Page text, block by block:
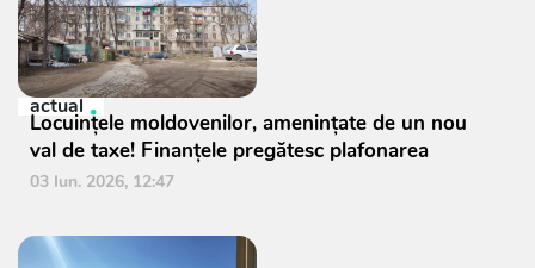
actual
Locuințele moldovenilor, amenințate de un nou
val de taxe! Finanțele pregătesc plafonarea
03 Iun. 2026, 12:47